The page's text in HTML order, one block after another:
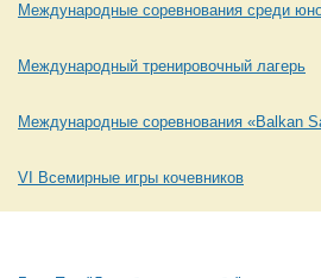
Международные соревнования среди
Международный тренировочный лагерь
Международные соревнования «Balkan
VI Всемирные игры кочевников